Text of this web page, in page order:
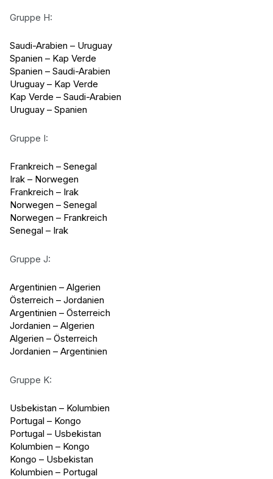
Gruppe H:
Saudi-Arabien – Uruguay
Spanien – Kap Verde
Spanien – Saudi-Arabien
Uruguay – Kap Verde
Kap Verde – Saudi-Arabien
Uruguay – Spanien
Gruppe I:
Frankreich – Senegal
Irak – Norwegen
Frankreich – Irak
Norwegen – Senegal
Norwegen – Frankreich
Senegal – Irak
Gruppe J:
Argentinien – Algerien
Österreich – Jordanien
Argentinien – Österreich
Jordanien – Algerien
Algerien – Österreich
Jordanien – Argentinien
Gruppe K:
Usbekistan – Kolumbien
Portugal – Kongo
Portugal – Usbekistan
Kolumbien – Kongo
Kongo – Usbekistan
Kolumbien – Portugal